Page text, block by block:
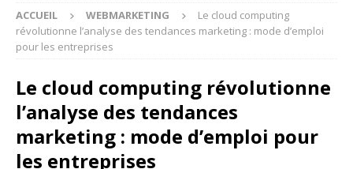
ACCUEIL WEBMARKETING
Le cloud computing
révolutionne l’analyse des tendances marketing : mode d’emploi
pour les entreprises
Le cloud computing révolutionne
l’analyse des tendances
marketing : mode d’emploi pour
les entreprises